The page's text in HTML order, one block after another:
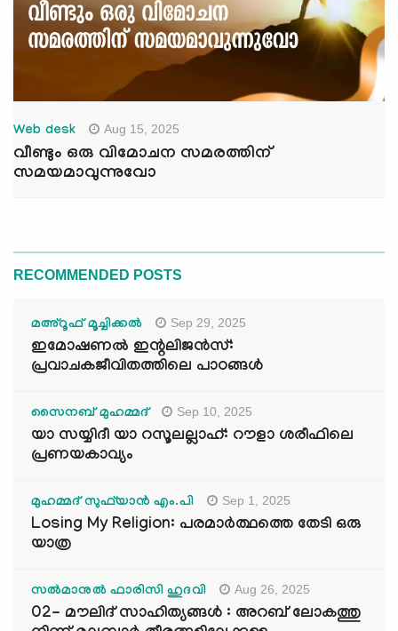
Web desk Aug 15, 2025
വീണ്ടും ഒരു വിമോചന സമരത്തിന്
സമയമാവുന്നുവോ
RECOMMENDED POSTS
മഅ്റൂഫ് മൂച്ചിക്കല്‍ Sep 29, 2025
ഇമോഷണൽ ഇന്റലിജൻസ്:
പ്രവാചകജീവിതത്തിലെ പാഠങ്ങൾ
സൈനബ് മുഹമ്മദ് Sep 10, 2025
യാ സയ്യിദീ യാ റസൂലല്ലാഹ്: റൗളാ ശരീഫിലെ
പ്രണയകാവ്യം
മുഹമ്മദ് സുഫ്‌യാൻ എം.പി Sep 1, 2025
Losing My Religion: പരമാർത്ഥത്തെ തേടി ഒരു
യാത്ര
സൽമാനുൽ ഫാരിസി ഹുദവി Aug 26, 2025
02- മൗലിദ് സാഹിത്യങ്ങൾ : അറബ് ലോകത്തു